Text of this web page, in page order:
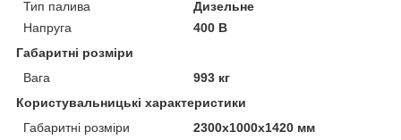
Тип палива
Дизельне
Напруга
400 В
Габаритні розміри
Вага
993 кг
Користувальницькі характеристики
Габаритні розміри
2300х1000х1420 мм